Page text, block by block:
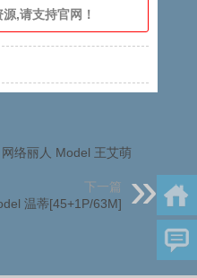
,请支持官网！
络丽人 Model 王艾萌
下一篇
温蒂[45+1P/63M]